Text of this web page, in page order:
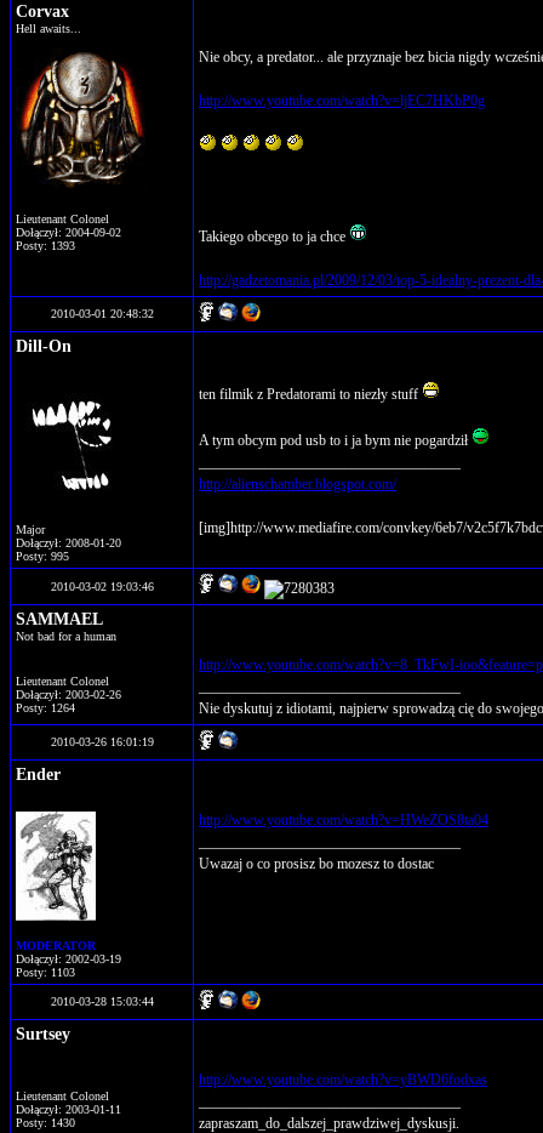
Corvax
Hell awaits...
Lieutenant Colonel
Dołączył: 2004-09-02
Posty: 1393
Nie obcy, a predator... ale przyznaje bez bicia nigdy
http://www.youtube.com/watch?v=ljEC7HKbP0g
Takiego obcego to ja chce
http://gadzetomania.pl/2009/12/03/top-5-idealny-prezent-
2010-03-01 20:48:32
Dill-On
Major
Dołączył: 2008-01-20
Posty: 995
ten filmik z Predatorami to niezły stuff
A tym obcym pod usb to i ja bym nie pogardził
http://alienschamber.blogspot.com/
[img]http://www.mediafire.com/convkey/6eb7/
2010-03-02 19:03:46
SAMMAEL
Not bad for a human
Lieutenant Colonel
Dołączył: 2003-02-26
Posty: 1264
http://www.youtube.com/watch?v=8_TkFwI-
Nie dyskutuj z idiotami, najpierw sprowadzą cię do
2010-03-26 16:01:19
Ender
MODERATOR
Dołączył: 2002-03-19
Posty: 1103
http://www.youtube.com/watch?v=HWeZOS8ta04
Uwazaj o co prosisz bo mozesz to dostac
2010-03-28 15:03:44
Surtsey
Lieutenant Colonel
Dołączył: 2003-01-11
Posty: 1430
http://www.youtube.com/watch?v=yBWD6fodxas
zapraszam_do_dalszej_prawdziwej_dyskusji.